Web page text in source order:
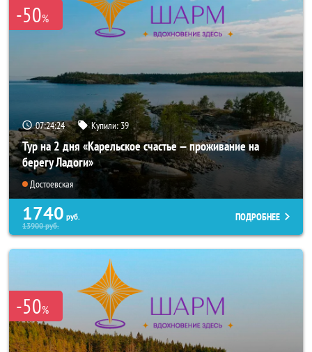
-50%
07:24:23 Купили:39
Тур на 2 дня «Карельское счастье — проживание на
берегу Ладоги»
Достоевская
1740 руб.
13900руб.
ПОДРОБНЕЕ
-50%